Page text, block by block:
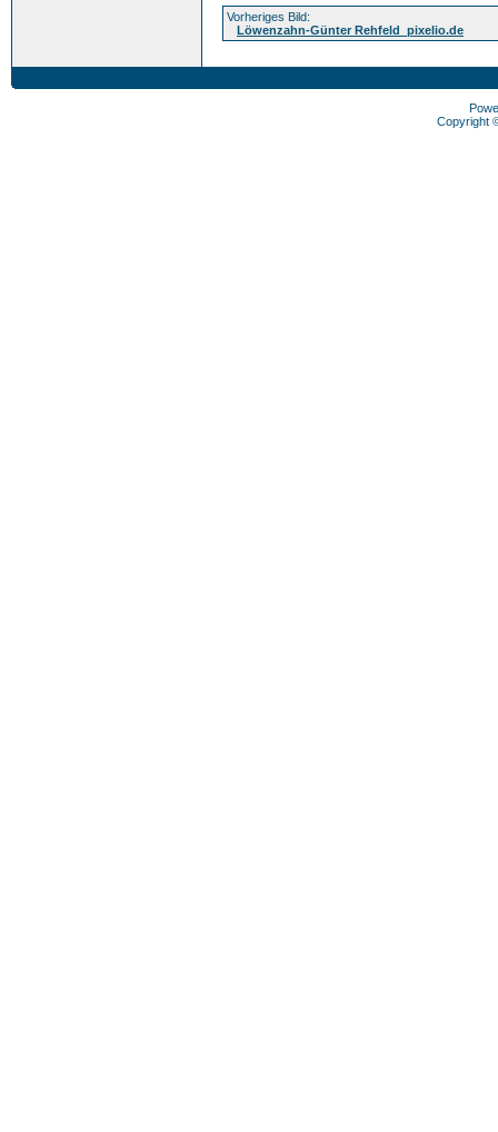
Vorheriges Bild:
Löwenzahn-Günter Rehfeld_pixelio.de
Copyright